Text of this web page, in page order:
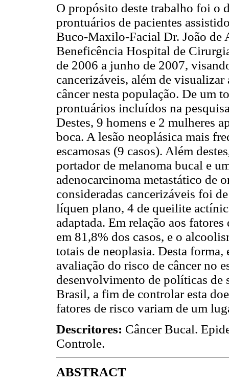
O propósito deste trabalho foi o
prontuários de pacientes
Buco-Maxilo-Facial Dr. João de
Beneficência Hospital de
de 2006 a junho de 2007,
cancerizáveis, além de
câncer nesta população. De um
prontuários incluídos na
Destes, 9 homens e 2 mulheres
boca. A lesão neoplásica mais
escamosas (9 casos). Além
portador de melanoma bucal e
adenocarcinoma metastático de
consideradas cancerizáveis foi
líquen plano, 4 de queilite
adaptada. Em relação aos
em 81,8% dos casos, e o
totais de neoplasia. Desta
avaliação do risco de câncer no
desenvolvimento de políticas de
Brasil, a fim de controlar esta
fatores de risco variam de um
Descritores: Câncer Bucal.
Controle.
ABSTRACT